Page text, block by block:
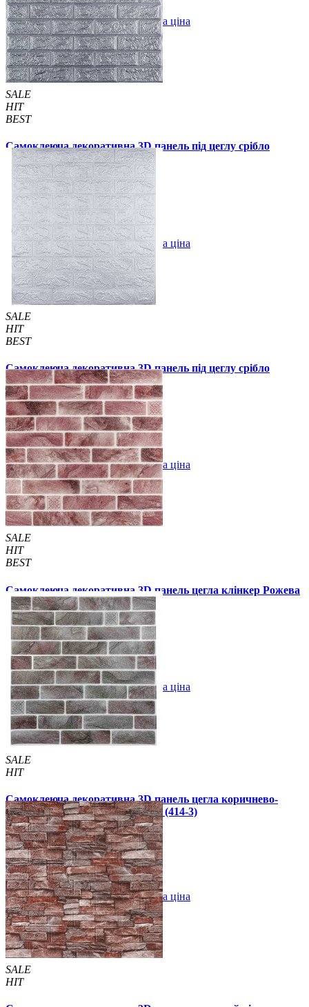
Купити В закладки Оптова ціна
SALE
HIT
BEST
Самоклеюча декоративна 3D панель під цеглу срібло
700x770x2мм
49 грн./шт 90 грн./шт
Купити В закладки Оптова ціна
SALE
HIT
BEST
Самоклеюча декоративна 3D панель під цеглу срібло
700x770x3мм
55 грн./шт 110 грн./шт
Купити В закладки Оптова ціна
SALE
HIT
BEST
Самоклеюча декоративна 3D панель цегла клінкер Рожева
глина 700x700x5мм (2005)
59 грн./шт 160 грн./шт
Купити В закладки Оптова ціна
SALE
HIT
Самоклеюча декоративна 3D панель цегла коричнево-
червоний клінкер 700x700x3мм (414-3)
59 грн./шт 160 грн./шт
Купити В закладки Оптова ціна
SALE
HIT